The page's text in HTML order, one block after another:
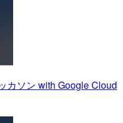
カソン with Google Cloud